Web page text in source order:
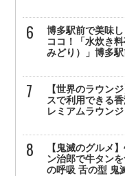
博多駅前で美味
ココ！「水炊き
みどり）」博多
【世界のラウン
スで利用できる
レミアムラウン
【鬼滅のグルメ
ン治郎で牛タン
の呼吸 舌の型 鬼